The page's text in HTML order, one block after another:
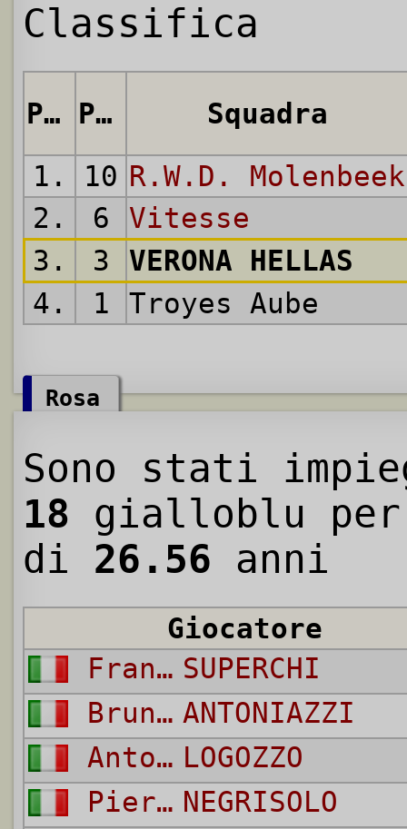
Classifica
Pos. Punti
Squadra
1.
10 R.W.D. Molenbeek
2.
6
Vitesse
3.
3
VERONA HELLAS
4.
1 Troyes Aube
Rosa
Sono stati
18 gialloblu per
di 26.56 anni
Giocatore
Franco SUPERCHI
Bruno ANTONIAZZI
Antonio LOGOZZO
Piergiorgio NEGRISOLO